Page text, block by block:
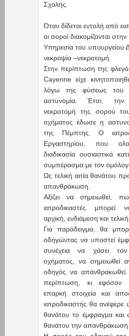
Σχολής.
Όταν δίδεται εντολή από
οι σοροί διακομίζονται στην
Υπηρεσία του υπουργείου
νεκροψία –νεκροτομή.
Στην περίπτωση της
Cayenne είχε
λόγω της φύσεως του
αστυνομία. Έτσι,
νεκροτομή της σορού
οχήματος έδωσε η
της Πέμπτης. Ο
Εργαστηρίου, που
διαδικασία ουσιαστικά
συμπέρασμα με τον
Ως τελική αιτία θανάτου
απανθράκωση.
Αξίζει να σημειωθεί,
ιατροδικαστές μπορεί
αρχική, ενδιάμεση και
Για παράδειγμα, θα
οδηγώντας να υποστεί
συνέχεια να χάσει
οχήματος, να σημειωθεί
οδηγός να απανθρακωθεί.
περίπτωση, κι εφόσον
επαρκή στοιχεία και
ιατροδικαστής θα ανέφερε
θανάτου το έμφραγμα και
θανάτου την απανθράκωση.